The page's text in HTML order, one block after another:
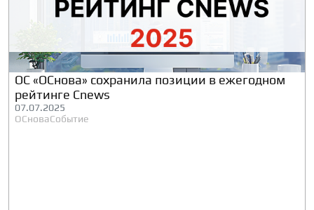
ОС «ОСнова» сохранила позиции в ежегодном
рейтинге Cnews
07.07.2025
ОСноваСобытие